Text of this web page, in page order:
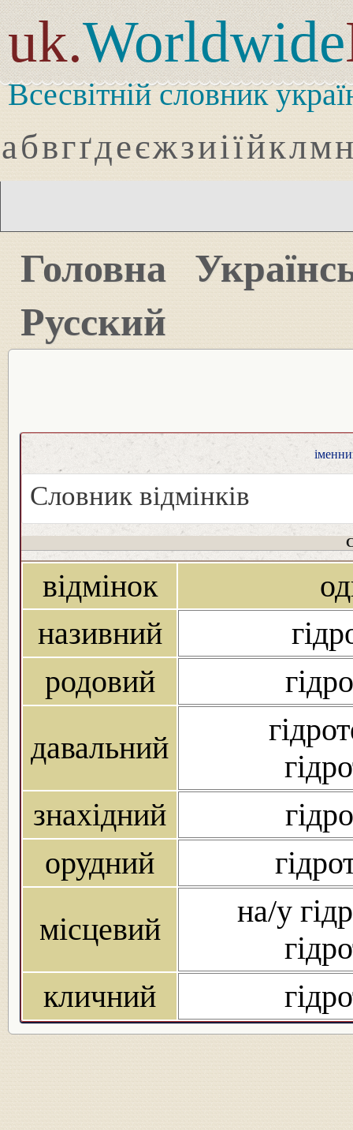
uk.Worldwide
Всесвітній словник
абвгґдеєжзиіїйклмн
Головна
Русский
Словник відмінків
відмінок
називний
родовий
давальний
знахідний
орудний
місцевий
на/у
кличний